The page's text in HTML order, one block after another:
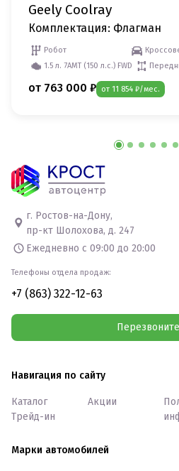
Geely Coolray
Комплектация: Флагман
Робот
1.5 л. 7AMT (150 л.с.) FWD
от 763 000 ₽ от 11 854 ₽/мес.
г. Ростов-на-Дону,
пр-кт Шолохова, д. 247
Ежедневно с 09:00 до 20:00
Телефоны отдела продаж:
+7 (863) 322-12-63
Навигация по сайту
Каталог
Трейд-ин
Акции
Марки автомобилей